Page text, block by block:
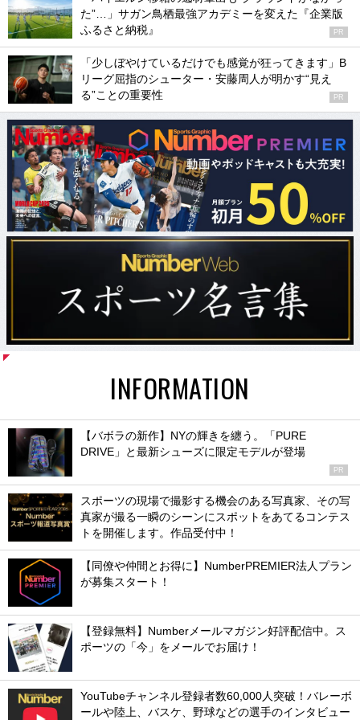
た”…」サガン鳥栖最強アカデミーを変えた『企業版
ふるさと納税』
PR
「少しぼやけているだけでも感覚が狂ってきます」B
リーグ屈指のシューター・安藤周人が明かす“見え
る”ことの重要性
PR
INFORMATION
【バボラの新作】NYの輝きを纏う。「PURE
DRIVE」と最新シューズに限定モデルが登場
PR
スポーツの現場で撮影する機会のある写真家、その写
真家が撮る一瞬のシーンにスポットをあてるコンテス
トを開催します。作品受付中！
【同僚や仲間とお得に】NumberPREMIER法人プラン
が募集スタート！
【登録無料】Numberメールマガジン好評配信中。ス
ポーツの「今」をメールでお届け！
YouTubeチャンネル登録者数60,000人突破！バレーボ
ールや陸上、バスケ、野球などの選手のインタビュー